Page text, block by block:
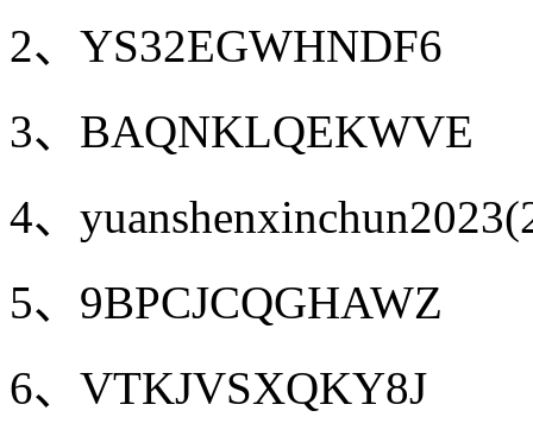
2、YS32EGWHNDF6
3、BAQNKLQEKWVE
4、
5、9BPCJCQGHAWZ
6、VTKJVSXQKY8J